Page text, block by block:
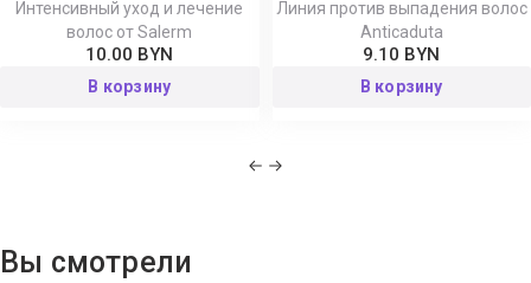
Интенсивный уход и лечение
волос от Salerm
10.00 BYN
В корзину
Линия против выпадения волос
Anticaduta
9.10 BYN
В корзину
Вы смотрели